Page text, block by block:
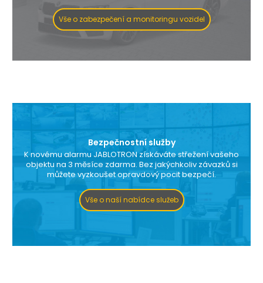
Vše o zabezpečení a monitoringu vozidel
Bezpečnostní služby
K novému alarmu JABLOTRON získáváte střežení vašeho
objektu na 3 měsíce zdarma. Bez jakýchkoliv závazků si
můžete vyzkoušet opravdový pocit bezpečí.
Vše o naší nabídce služeb